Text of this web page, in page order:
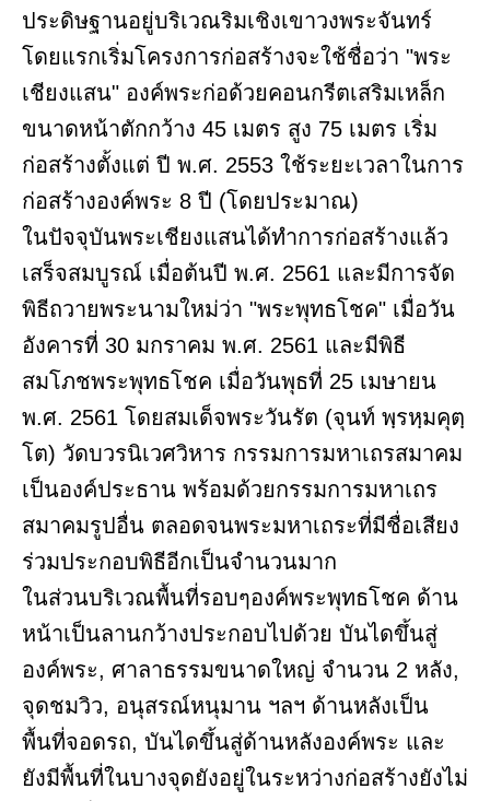
ประดิษฐานอยู่บริเวณริมเชิงเขาวงพระจันทร์
โดยแรกเริ่มโครงการก่อสร้างจะใช้ชื่อว่า "พระ
เชียงแสน" องค์พระก่อด้วยคอนกรีตเสริมเหล็ก
ขนาดหน้าตักกว้าง 45 เมตร สูง 75 เมตร เริ่ม
ก่อสร้างตั้งแต่ ปี พ.ศ. 2553 ใช้ระยะเวลาในการ
ก่อสร้างองค์พระ 8 ปี (โดยประมาณ)
ในปัจจุบันพระเชียงแสนได้ทำการก่อสร้างแล้ว
เสร็จสมบูรณ์ เมื่อต้นปี พ.ศ. 2561 และมีการจัด
พิธีถวายพระนามใหม่ว่า "พระพุทธโชค" เมื่อวัน
อังคารที่ 30 มกราคม พ.ศ. 2561 และมีพิธี
สมโภชพระพุทธโชค เมื่อวันพุธที่ 25 เมษายน
พ.ศ. 2561 โดยสมเด็จพระวันรัต (จุนท์ พฺรหฺมคุตฺ
โต) วัดบวรนิเวศวิหาร กรรมการมหาเถรสมาคม
เป็นองค์ประธาน พร้อมด้วยกรรมการมหาเถร
สมาคมรูปอื่น ตลอดจนพระมหาเถระที่มีชื่อเสียง
ร่วมประกอบพิธีอีกเป็นจำนวนมาก
ในส่วนบริเวณพื้นที่รอบๆองค์พระพุทธโชค ด้าน
หน้าเป็นลานกว้างประกอบไปด้วย บันไดขึ้นสู่
องค์พระ, ศาลาธรรมขนาดใหญ่ จำนวน 2 หลัง,
จุดชมวิว, อนุสรณ์หนุมาน ฯลฯ ด้านหลังเป็น
พื้นที่จอดรถ, บันไดขึ้นสู่ด้านหลังองค์พระ และ
ยังมีพื้นที่ในบางจุดยังอยู่ในระหว่างก่อสร้างยังไม่